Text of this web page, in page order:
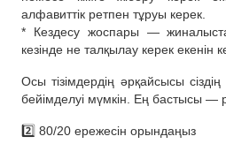
алфавиттік ретпен тұруы керек.
* Кездесу жоспары — жиналыста
кезінде не талқылау керек екенін
Осы тізімдердің әрқайсысы сіздің
бейімделуі мүмкін. Ең бастысы —
2️⃣ 80/20 ережесін орындаңыз